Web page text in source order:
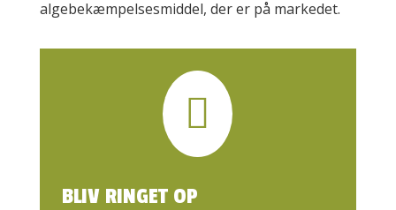
algebekæmpelsesmiddel, der er på markedet.

BLIV RINGET OP